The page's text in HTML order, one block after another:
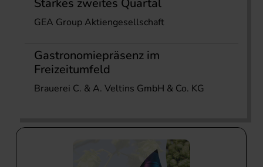
Starkes zweites Quartal
GEA Group Aktiengesellschaft
Gastronomiepräsenz im
Freizeitumfeld
Brauerei C. & A. Veltins GmbH & Co. KG